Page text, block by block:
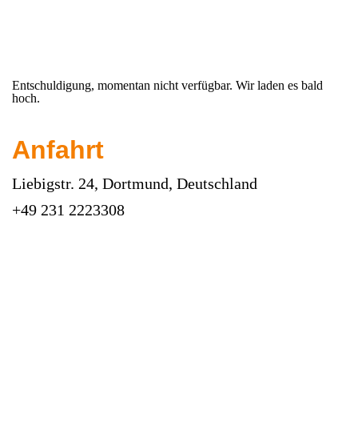
Entschuldigung, momentan nicht verfügbar. Wir laden es bald
hoch.
Anfahrt
Liebigstr. 24, Dortmund, Deutschland
+49 231 2223308